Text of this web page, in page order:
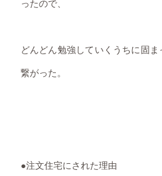
ったので、
どんどん勉強していくうちに固
繋がった。
●注文住宅にされた理由